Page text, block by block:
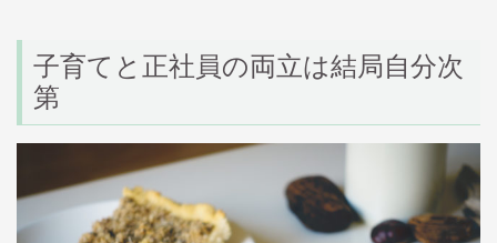
子育てと正社員の両立は結局自分次
第